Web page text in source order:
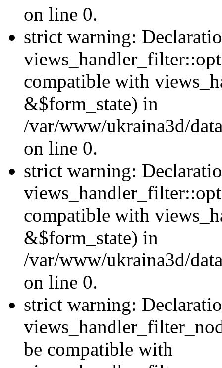
on line 0.
strict warning:
compatible with
&$form_state) in
/var/www/ukraina3d/
on line 0.
strict warning:
compatible with
&$form_state) in
/var/www/ukraina3d/
on line 0.
strict warning:
be compatible with